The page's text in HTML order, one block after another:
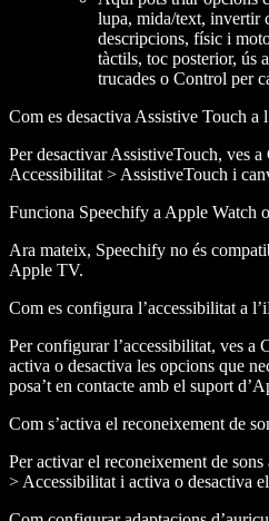
lupa, mida/text, invertir
descripcions, físic i
tàctils, toc posterior, ús
trucades o Control per
Com es desactiva Assistive Touch a
Per desactivar AssistiveTouch, ves
Accessibilitat > AssistiveTouch i
Funciona Speechify a Apple Watch
Ara mateix, Speechify no és
Apple TV.
Com es configura l’accessibilitat a
Per configurar l’accessibilitat, ves a
activa o desactiva les opcions que
posa’t en contacte amb el suport
Com s’activa el reconeixement de
Per activar el reconeixement de
> Accessibilitat i activa o desactiva